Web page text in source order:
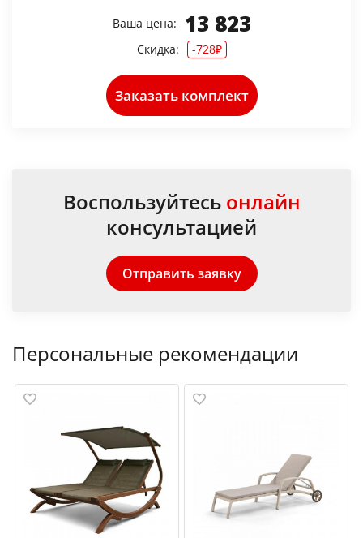
Ваша цена: 13 823
Скидка: -728₽
Заказать комплект
Воспользуйтесь онлайн
консультацией
Отправить заявку
Персональные рекомендации